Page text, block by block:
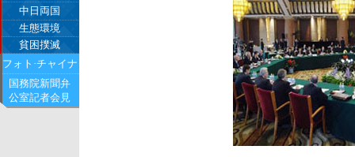
中日両国
生態環境
貧困撲滅
フォト·チャイナ
国務院新聞弁
公室記者会見